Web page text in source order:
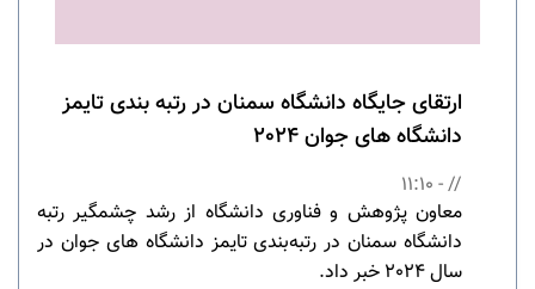
ارتقای جایگاه دانشگاه سمنان در رتبه بندی تایمز
دانشگاه های جوان 2024
// - 11:10
معاون پژوهش و فناوری دانشگاه از رشد چشمگیر رتبه
دانشگاه سمنان در رتبه‌بندی تایمز دانشگاه های جوان در
سال 2024 خبر داد.